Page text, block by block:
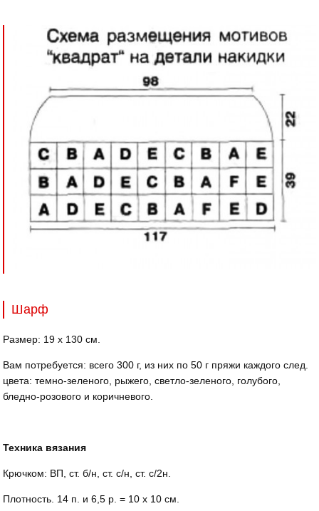
Шарф
Размер: 19 х 130 см.
Вам потребуется: всего 300 г, из них по 50 г пряжи каждого след.
цвета: темно-зеленого, рыжего, светло-зеленого, голубого,
бледно-розового и коричневого.
Техника вязания
Крючком: ВП, ст. б/н, ст. с/н, ст. с/2н.
Плотность. 14 п. и 6,5 р. = 10 х 10 см.